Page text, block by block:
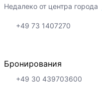
Недалеко от центра города
+49 73 1407270
Бронирования
+49 30 439703600